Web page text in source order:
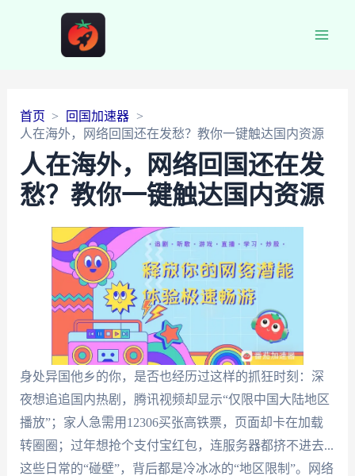
首页
回国加速器
人在海外，网络回国还在发愁？教你一键触达国内资源
人在海外，网络回国还在发
愁？教你一键触达国内资源
身处异国他乡的你，是否也经历过这样的抓狂时刻：深
夜想追追国内热剧，腾讯视频却显示“仅限中国大陆地区
播放”；家人急需用12306买张高铁票，页面却卡在加载
转圈圈；过年想抢个支付宝红包，连服务器都挤不进去...
这些日常的“碰壁”，背后都是冷冰冰的“地区限制”。网络